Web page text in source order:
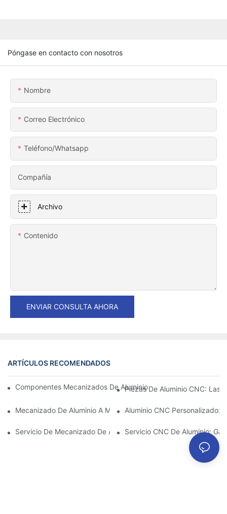
Póngase en contacto con nosotros
Nombre
Correo Electrónico
Teléfono/whatsapp
Compañía
Archivo
Contenido
ENVIAR CONSULTA AHORA
ARTÍCULOS RECOMENDADOS
Componentes Mecanizados De Aluminio: Personalización Para
Piezas De Aluminio CNC: Las
Mecanizado De Aluminio A Medida: Explorando Las Últimas
Aluminio CNC Personalizado:
Servicio De Mecanizado De Aluminio: Gestión Integral De
Servicio CNC De Aluminio: